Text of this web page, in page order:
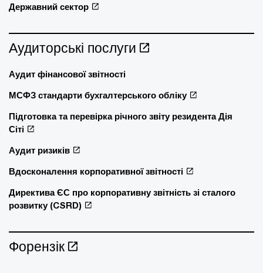
Державний сектор
Аудиторські послуги
Аудит фінансової звітності
МСФЗ стандарти бухгалтерського обліку
Підготовка та перевірка річного звіту резидента Дія
Сіті
Аудит ризиків
Вдосконалення корпоративної звітності
Директива ЄС про корпоративну звітність зі сталого
розвитку (CSRD)
Форензік